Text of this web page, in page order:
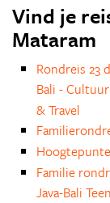
Vind je
Mataram
Rondreis 23
Bali -
& Travel
Familie
Java-Bali